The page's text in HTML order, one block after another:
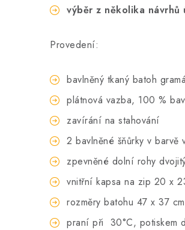
výběr z několika návrhů
Provedení:
bavlněný tkaný batoh
plátnová vazba, 100 %
zavírání na stahování
2 bavlněné šňůrky v barvě
zpevněné dolní rohy
vnitřní kapsa na zip 20 x
rozměry batohu 47 x 37 cm
praní při 30°C, potiskem